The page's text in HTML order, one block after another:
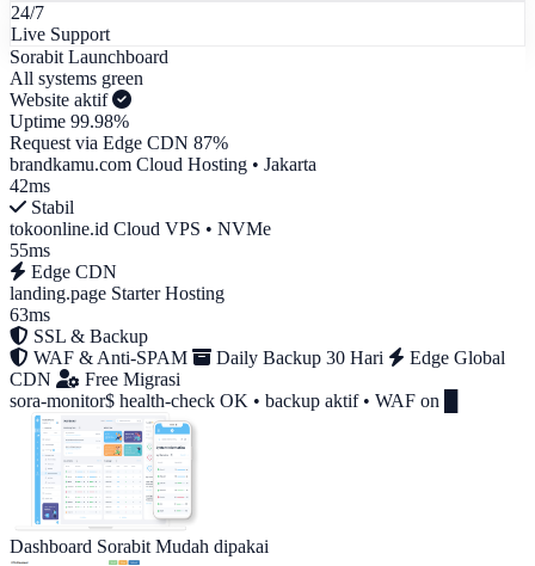
24/7
Live Support
Sorabit Launchboard
All systems green
Website aktif
Uptime 99.98%
Request via Edge CDN 87%
brandkamu.com Cloud Hosting • Jakarta
42ms
Stabil
tokoonline.id Cloud VPS • NVMe
55ms
Edge CDN
landing.page Starter Hosting
63ms
SSL & Backup
WAF & Anti-SPAM
Daily Backup 30 Hari
Edge Global
CDN
Free Migrasi
sora-monitor$ health-check OK • backup aktif • WAF on █
Dashboard Sorabit Mudah dipakai